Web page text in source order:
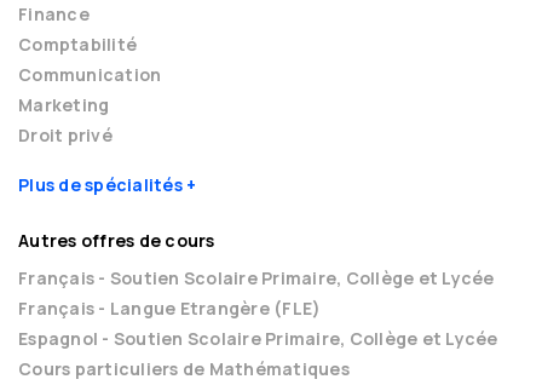
Finance
Comptabilité
Communication
Marketing
Droit privé
Plus de spécialités
Autres offres de cours
Français - Soutien Scolaire Primaire, Collège et Lycée
Français - Langue Etrangère (FLE)
Espagnol - Soutien Scolaire Primaire, Collège et Lycée
Cours particuliers de Mathématiques